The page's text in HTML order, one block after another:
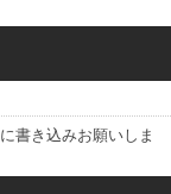
に書き込みお願いしま